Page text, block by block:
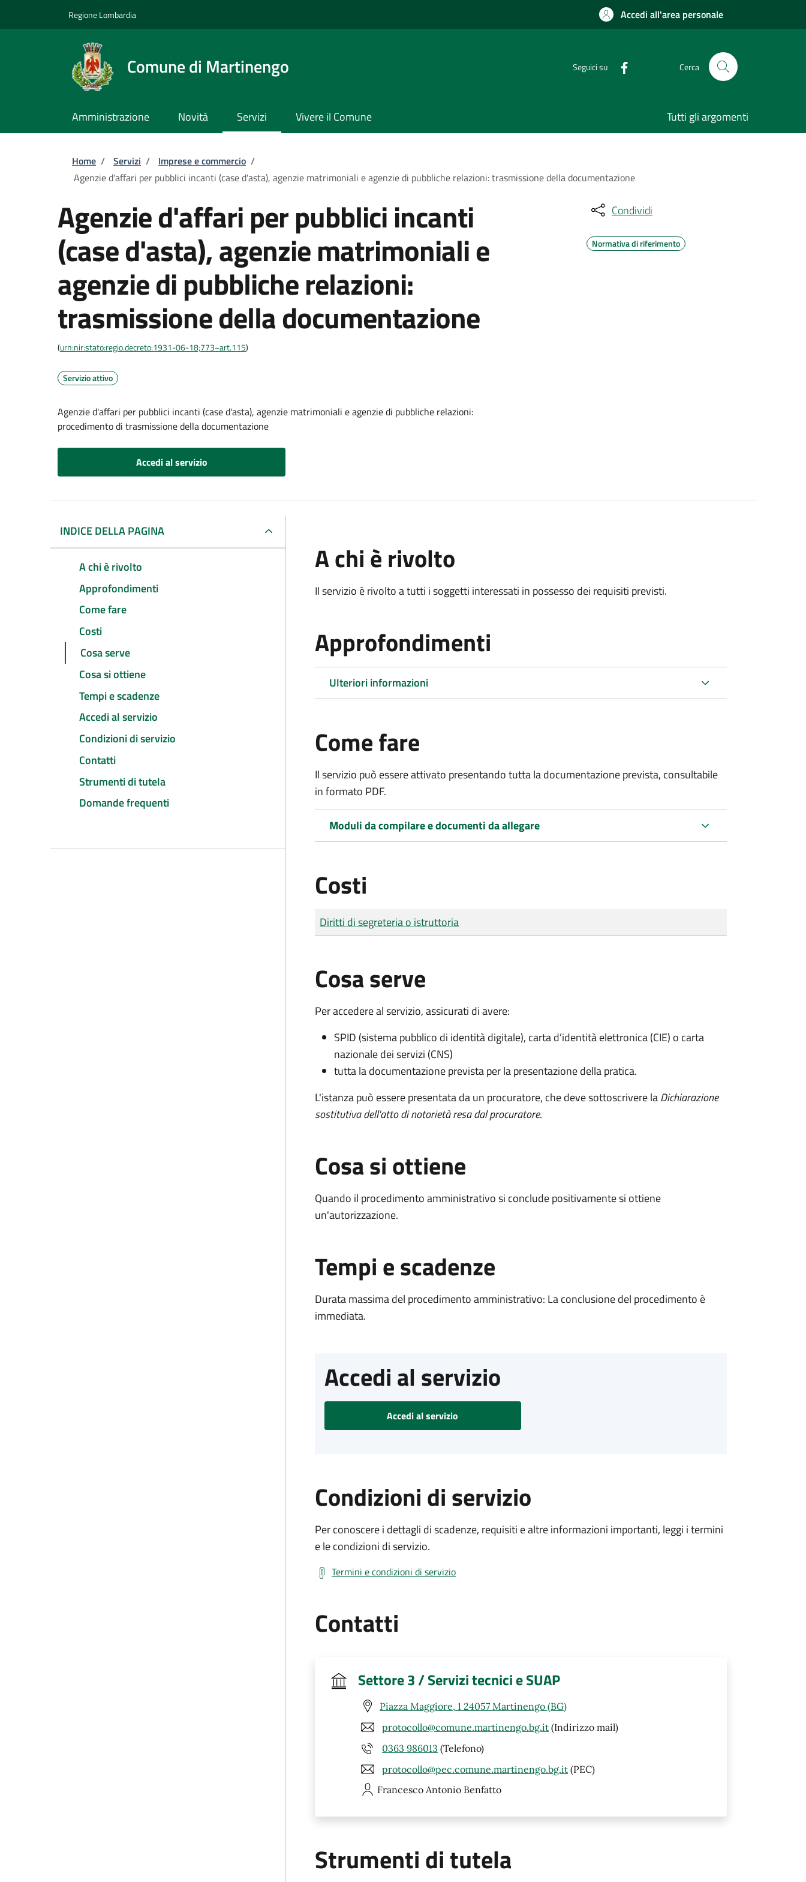
Regione Lombardia Accedi all'area personale
Comune di Martinengo Seguici su Cerca
Amministrazione Novità Servizi Vivere il Comune Tutti gli argomenti
Briciole di pane
Home / Servizi / Imprese e commercio /
Agenzie d'affari per pubblici incanti (case d'asta), agenzie matrimoniali e agenzie di pubbliche relazioni: trasmissione della documentazione
Agenzie d'affari per pubblici incanti
(case d'asta), agenzie matrimoniali e
agenzie di pubbliche relazioni:
trasmissione della documentazione
(urn:nir:stato:regio.decreto:1931-06-18;773~art.115)
Servizio attivo
Agenzie d'affari per pubblici incanti (case d'asta), agenzie matrimoniali e agenzie di pubbliche relazioni:
procedimento di trasmissione della documentazione
Accedi al servizio
Condividi
Normativa di riferimento
INDICE DELLA PAGINA
A chi è rivolto
Approfondimenti
Come fare
Costi
Cosa serve
Cosa si ottiene
Tempi e scadenze
Accedi al servizio
Condizioni di servizio
Contatti
Strumenti di tutela
Domande frequenti
A chi è rivolto
Il servizio è rivolto a tutti i soggetti interessati in possesso dei requisiti previsti.
Approfondimenti
Ulteriori informazioni
Come fare
Il servizio può essere attivato presentando tutta la documentazione prevista, consultabile
in formato PDF.
Moduli da compilare e documenti da allegare
Costi
Tipo di pagamento
Importo
Diritti di segreteria o istruttoria
Cosa serve
Per accedere al servizio, assicurati di avere:
SPID (sistema pubblico di identità digitale), carta d’identità elettronica (CIE) o carta
nazionale dei servizi (CNS)
tutta la documentazione prevista per la presentazione della pratica.
L'istanza può essere presentata da un procuratore, che deve sottoscrivere laDichiarazione
sostitutiva dell'atto di notorietà resa dal procuratore.
Cosa si ottiene
Quando il procedimento amministrativo si conclude positivamente si ottiene
un'autorizzazione.
Tempi e scadenze
Durata massima del procedimento amministrativo: La conclusione del procedimento è
immediata.
Accedi al servizio
Accedi al servizio
Condizioni di servizio
Per conoscere i dettagli di scadenze, requisiti e altre informazioni importanti, leggi i termini
e le condizioni di servizio.
Termini e condizioni di servizio
Contatti
Settore 3 / Servizi tecnici e SUAP
Piazza Maggiore, 1 24057 Martinengo (BG)
protocollo@comune.martinengo.bg.it (Indirizzo mail)
0363 986013 (Telefono)
protocollo@pec.comune.martinengo.bg.it (PEC)
Francesco Antonio Benfatto
Strumenti di tutela